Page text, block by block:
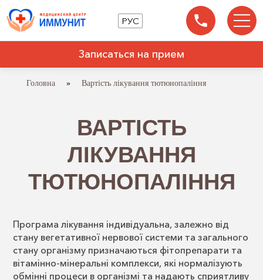
РУС
Записаться на прием
Головна » Вартість лікування тютюнопаління
ВАРТІСТЬ
ЛІКУВАННЯ
ТЮТЮНОПАЛІННЯ
Програма лікування індивідуальна, залежно від
стану вегетативної нервової системи та загального
стану організму призначаються фітопрепарати та
вітамінно-мінеральні комплекси, які нормалізують
обмінні процеси в організмі та надають сприятливу